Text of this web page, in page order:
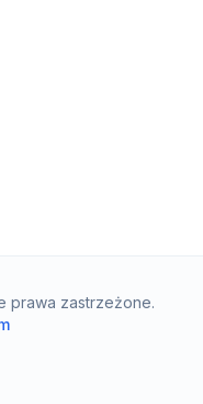
prawa zastrzeżone.